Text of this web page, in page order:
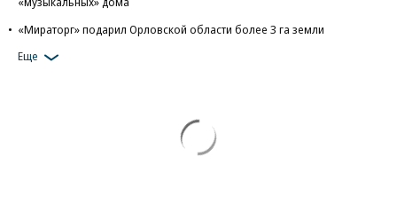
«Мираторг» подарил Орловской области более 3 га земли
Еще